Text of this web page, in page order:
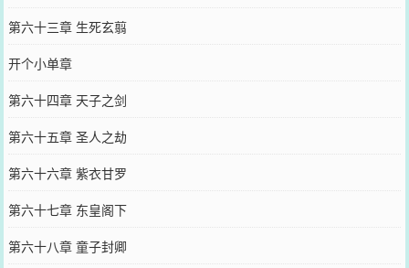
第六十三章 生死玄翦
开个小单章
第六十四章 天子之剑
第六十五章 圣人之劫
第六十六章 紫衣甘罗
第六十七章 东皇阁下
第六十八章 童子封卿